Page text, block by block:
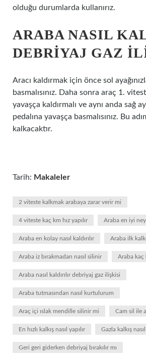
olduğu durumlarda kullanırız.
ARABA NASIL
DEBRIYAJ GAZ
Aracı kaldırmak için önce sol
basmalısınız. Daha sonra araç 1.
yavaşça kaldırmalı ve aynı anda sağ
pedalına yavaşça basmalısınız. Bu
kalkacaktır.
Tarih: Makaleler
2 viteste kalkmak arabaya zarar verir mi
4 viteste kaç km hız yapılır Araba en iyi
Araba en kolay nasıl kaldırılır Araba ilk
Araba iz bırakmadan nasıl silinir Araba kaç
Araba nasıl kaldırılır debriyaj gaz ilişkisi
Araba tutmasından nasıl kurtulurum
Araç içi ıslak mendille silinir mi Cam sil ile
En hızlı kalkış nasıl yapılır Gazla kalkış nasıl
Geri geri giderken debriyaj bırakılır mı